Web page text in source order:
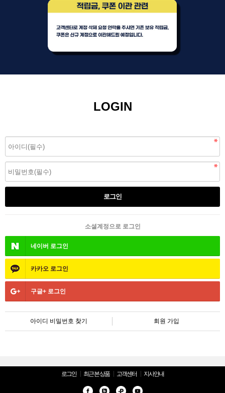
LOGIN
소셜계정으로 로그인
네이버 로그인
카카오 로그인
구글+ 로그인
아이디 비밀번호 찾기 회원 가입
로그인 최근 본 상품 고객센터 지사안내